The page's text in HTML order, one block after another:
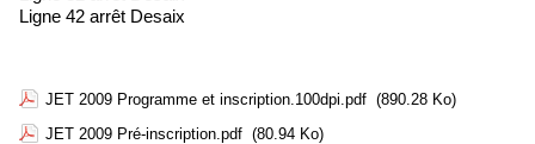
Ligne 42 arrêt Desaix
JET 2009 Programme et inscription.100dpi.pdf (890.28 Ko)
JET 2009 Pré-inscription.pdf (80.94 Ko)